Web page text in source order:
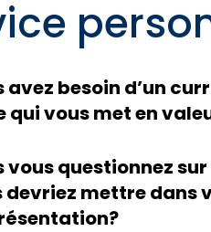
avez besoin d’un
qui vous met en
vous questionnez
devriez mettre dans